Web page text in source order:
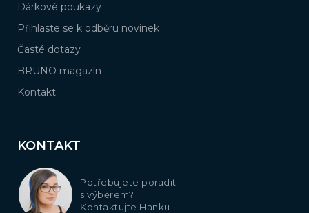
Dárkové poukazy
Přihlaste se k odběru novinek
Časté dotazy
BRUNO magazín
Kontakt
KONTAKT
Potřebujete poradit
s výběrem?
Kontaktujte Hanku